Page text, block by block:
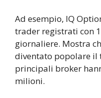
Ad esempio, IQ
trader registrati con
giornaliere. Mostra
diventato popolare
principali broker
milioni.